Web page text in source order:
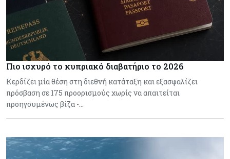
Πιο ισχυρό το κυπριακό διαβατήριο το 2026
Κερδίζει μία θέση στη διεθνή κατάταξη και εξασφαλίζει
πρόσβαση σε 175 προορισμούς χωρίς να απαιτείται
προηγουμένως βίζα -…